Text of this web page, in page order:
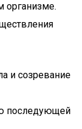
и созревание
последующей